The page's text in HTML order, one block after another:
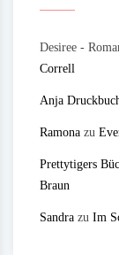
Desiree -
Correll
Anja
Ramona zu
Prettytigers
Braun
Sandra zu Im